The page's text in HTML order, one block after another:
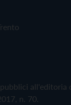
all'editoria
n. 70.